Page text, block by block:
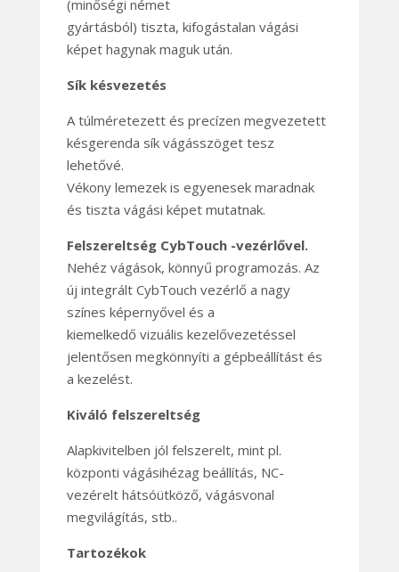
(minőségi német
gyártásból) tiszta, kifogástalan vágási
képet hagynak maguk után.
Sík késvezetés
A túlméretezett és precízen megvezetett
késgerenda sík vágásszöget tesz
lehetővé.
Vékony lemezek is egyenesek maradnak
és tiszta vágási képet mutatnak.
Felszereltség CybTouch -vezérlővel.
Nehéz vágások, könnyű programozás. Az
új integrált CybTouch vezérlő a nagy
színes képernyővel és a
kiemelkedő vizuális kezelővezetéssel
jelentősen megkönnyíti a gépbeállítást és
a kezelést.
Kiváló felszereltség
Alapkivitelben jól felszerelt, mint pl.
központi vágásihézag beállítás, NC-
vezérelt hátsóütköző, vágásvonal
megvilágítás, stb..
Tartozékok